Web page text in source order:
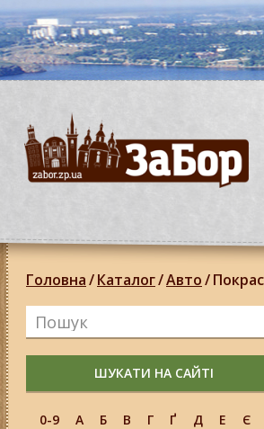
Головна/Каталог/Авто/
ШУКАТИ НА САЙТІ
0-9 А Б В Г Ґ Д Е Є